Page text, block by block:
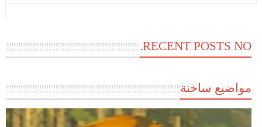
RECENT POSTS NO.
مواضيع ساخنة